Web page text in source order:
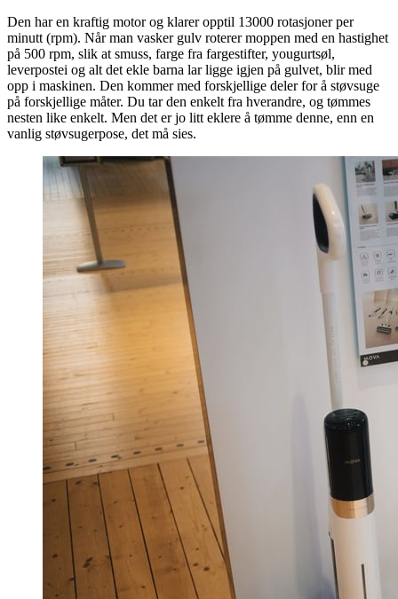
Den har en kraftig motor og klarer opptil 13000 rotasjoner per
minutt (rpm). Når man vasker gulv roterer moppen med en hastighet
på 500 rpm, slik at smuss, farge fra fargestifter, yougurtsøl,
leverpostei og alt det ekle barna lar ligge igjen på gulvet, blir med
opp i maskinen. Den kommer med forskjellige deler for å støvsuge
på forskjellige måter. Du tar den enkelt fra hverandre, og tømmes
nesten like enkelt. Men det er jo litt eklere å tømme denne, enn en
vanlig støvsugerpose, det må sies.